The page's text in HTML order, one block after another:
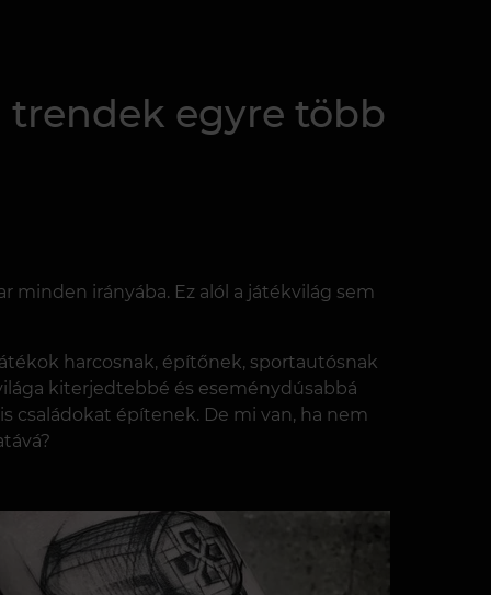
trendek egyre több
minden irányába. Ez alól a játékvilág sem
harcosnak, építőnek, sportautósnak
kiterjedtebbé és eseménydúsabbá
családokat építenek. De mi van, ha nem